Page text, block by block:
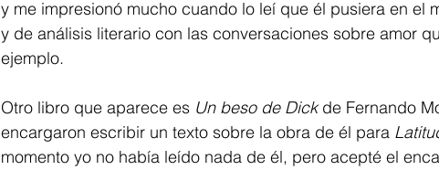
y me impresionó mucho cuando lo leí que él pusiera en el
y de análisis literario con las conversaciones sobre amor
ejemplo.
Otro libro que aparece es Un beso de Dick de Fernando
encargaron escribir un texto sobre la obra de él para
momento yo no había leído nada de él, pero acepté el